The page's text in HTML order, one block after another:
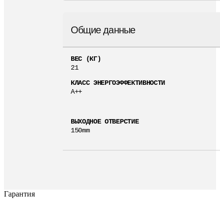
Общие данные
ВЕС (КГ)
21
КЛАСС ЭНЕРГОЭФФЕКТИВНОСТИ
A++
ВЫХОДНОЕ ОТВЕРСТИЕ
150mm
Гарантия